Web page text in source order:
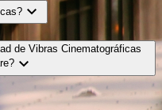
expand_more
de Vibras Cinematográficas
expand_more